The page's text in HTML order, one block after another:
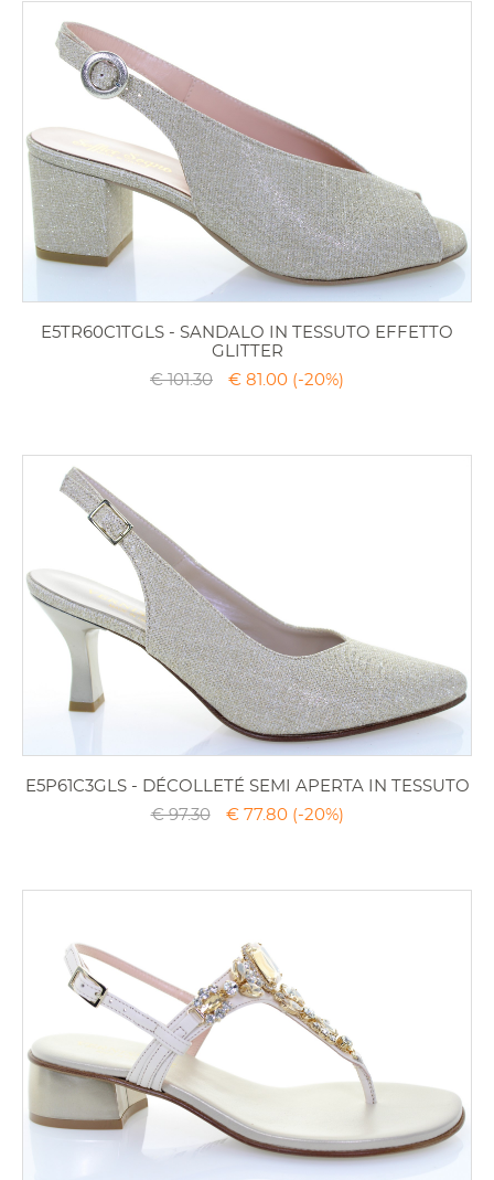
E5TR60C1TGLS - SANDALO IN TESSUTO EFFETTO
GLITTER
€ 101.30
€ 81.00 (-20%)
E5P61C3GLS - DÉCOLLETÉ SEMI APERTA IN TESSUTO
€ 97.30
€ 77.80(-20%)